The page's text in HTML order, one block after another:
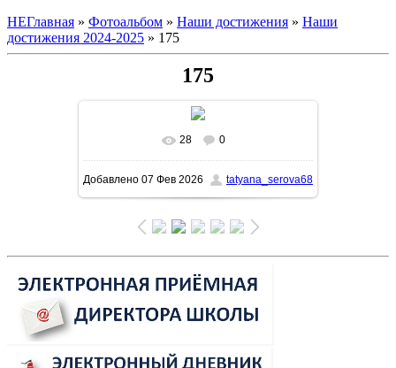
НЕГлавная » Фотоальбом » Наши достижения » Наши
достижения 2024-2025 » 175
175
В реальном размере
161.2Kb
28 0
Добавлено 07 Фев 2026 tatyana_serova68